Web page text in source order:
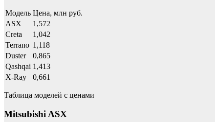
Модель Цена, млн руб.
ASX
1,572
Creta
1,042
Terrano 1,118
Duster
0,865
Qashqai 1,413
X-Ray
0,661
Таблица моделей с ценами
Mitsubishi ASX